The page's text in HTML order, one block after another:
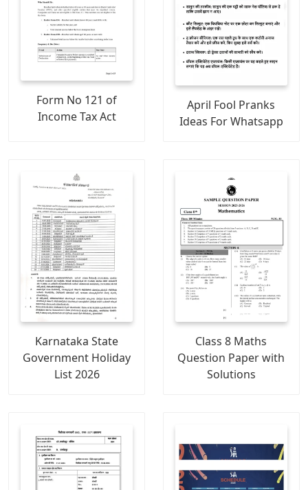
Form No 121 of
Income Tax Act
April Fool Pranks
Ideas For Whatsapp
Karnataka State
Government Holiday
List 2026
Class 8 Maths
Question Paper with
Solutions